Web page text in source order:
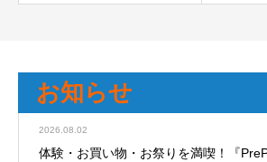
お知らせ
2026.08.02
体験・お買い物・お祭りを満喫！『